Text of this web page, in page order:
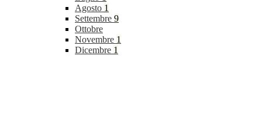
Agosto 1
Settembre 9
Ottobre
Novembre 1
Dicembre 1